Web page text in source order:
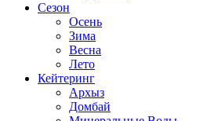
Сезон
Осень
Зима
Весна
Лето
Кейтеринг
Архыз
Домбай